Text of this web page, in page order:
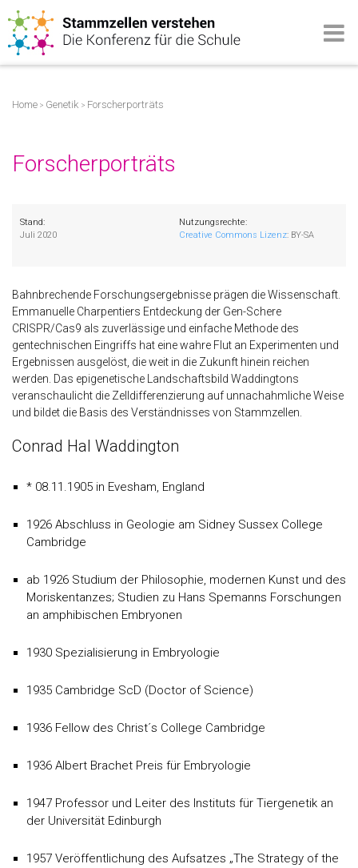
Home > Genetik > Forscherporträts
Forscherporträts
Stand:
Juli 2020
Nutzungsrechte:
Creative Commons Lizenz: BY-SA
Bahnbrechende Forschungsergebnisse prägen die Wissenschaft.
Emmanuelle Charpentiers Entdeckung der Gen-Schere
CRISPR/Cas9 als zuverlässige und einfache Methode des
gentechnischen Eingriffs hat eine wahre Flut an Experimenten und
Ergebnissen ausgelöst, die weit in die Zukunft hinein reichen
werden. Das epigenetische Landschaftsbild Waddingtons
veranschaulicht die Zelldifferenzierung auf unnachahmliche Weise
und bildet die Basis des Verständnisses von Stammzellen.
Conrad Hal Waddington
* 08.11.1905 in Evesham, England
1926 Abschluss in Geologie am Sidney Sussex College
Cambridge
ab 1926 Studium der Philosophie, modernen Kunst und des
Moriskentanzes; Studien zu Hans Spemanns Forschungen
an amphibischen Embryonen
1930 Spezialisierung in Embryologie
1935 Cambridge ScD (Doctor of Science)
1936 Fellow des Christ´s College Cambridge
1936 Albert Brachet Preis für Embryologie
1947 Professor und Leiter des Instituts für Tiergenetik an
der Universität Edinburgh
1957 Veröffentlichung des Aufsatzes „The Strategy of the